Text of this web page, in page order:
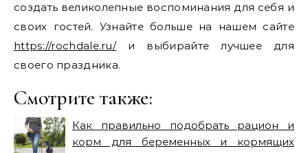
создать великолепные воспоминания для себя и
своих гостей. Узнайте больше на нашем сайте
https://rochdale.ru/и выбирайте лучшее для
своего праздника.
Смотрите также:
Как правильно подобрать рацион и
корм для беременных и кормящих